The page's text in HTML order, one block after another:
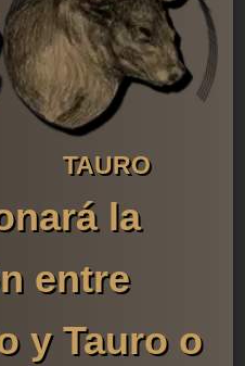
TAURO
la
entre
y Tauro o